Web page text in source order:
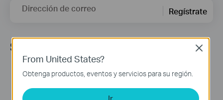
Dirección de correo Regístrate
Síguenos
From United States?
Obtenga productos, eventos y servicios para su región.
Close